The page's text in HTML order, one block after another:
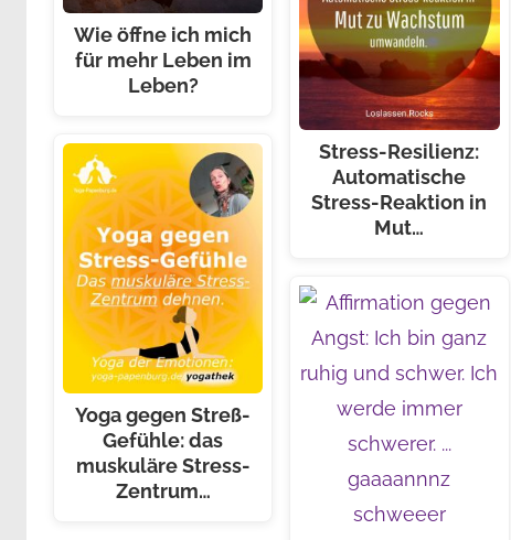
Wie öffne ich mich
für mehr Leben im
Leben?
Yoga gegen Streß-
Gefühle: das
muskuläre Stress-
Zentrum…
Stress-Resilienz:
Automatische
Stress-Reaktion in
Mut…